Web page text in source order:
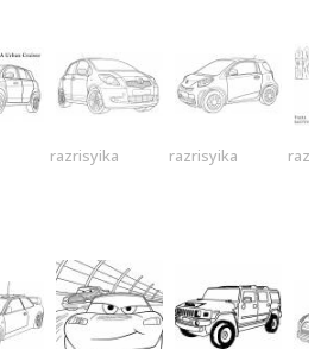
razrisyika razrisyika